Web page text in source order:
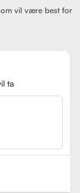
vil være best for
ta